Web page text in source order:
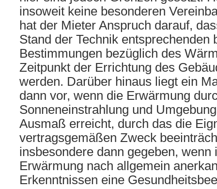
insoweit keine besonderen
hat der Mieter Anspruch darauf,
Stand der Technik entsprechenden
Bestimmungen bezüglich des
Zeitpunkt der Errichtung des
werden. Darüber hinaus liegt ein
dann vor, wenn die Erwärmung
Sonneneinstrahlung und
Ausmaß erreicht, durch das die
vertragsgemäßen Zweck
insbesondere dann gegeben, wenn
Erwärmung nach allgemein
Erkenntnissen eine